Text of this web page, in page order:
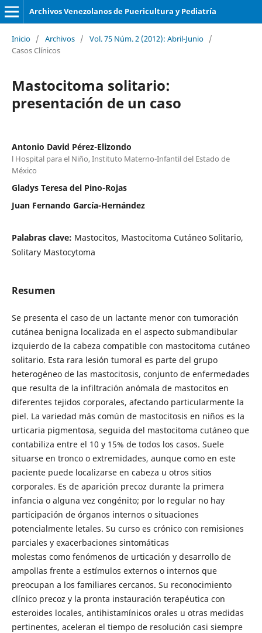
Archivos Venezolanos de Puericultura y Pediatría
Inicio / Archivos / Vol. 75 Núm. 2 (2012): Abril-Junio /
Casos Clínicos
Mastocitoma solitario:
presentación de un caso
Antonio David Pérez-Elizondo
l Hospital para el Niño, Instituto Materno-Infantil del Estado de
México
Gladys Teresa del Pino-Rojas
Juan Fernando García-Hernández
Palabras clave: Mastocitos, Mastocitoma Cutáneo Solitario,
Solitary Mastocytoma
Resumen
Se presenta el caso de un lactante menor con tumoración
cutánea benigna localizada en el aspecto submandibular
izquierdo de la cabeza compatible con mastocitoma cutáneo
solitario. Esta rara lesión tumoral es parte del grupo
heterogéneo de las mastocitosis, conjunto de enfermedades
que resulta de la infiltración anómala de mastocitos en
diferentes tejidos corporales, afectando particularmente la
piel. La variedad más común de mastocitosis en niños es la
urticaria pigmentosa, seguida del mastocitoma cutáneo que
contabiliza entre el 10 y 15% de todos los casos. Suele
situarse en tronco o extremidades, aunque como en este
paciente puede localizarse en cabeza u otros sitios
corporales. Es de aparición precoz durante la primera
infancia o alguna vez congénito; por lo regular no hay
participación de órganos internos o situaciones
potencialmente letales. Su curso es crónico con remisiones
parciales y exacerbaciones sintomáticas
molestas como fenómenos de urticación y desarrollo de
ampollas frente a estímulos externos o internos que
preocupan a los familiares cercanos. Su reconocimiento
clínico precoz y la pronta instauración terapéutica con
esteroides locales, antihistamínicos orales u otras medidas
pertinentes, aceleran el tiempo de resolución casi siempre